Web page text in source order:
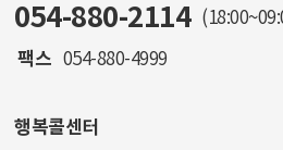
054-880-2114
팩스 054-880-4999
행복콜센터